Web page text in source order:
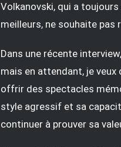
Volkanovski, qui a
meilleurs, ne souhaite
Dans une récente
mais en attendant, je
offrir des spectacles
style agressif et sa
continuer à prouver sa